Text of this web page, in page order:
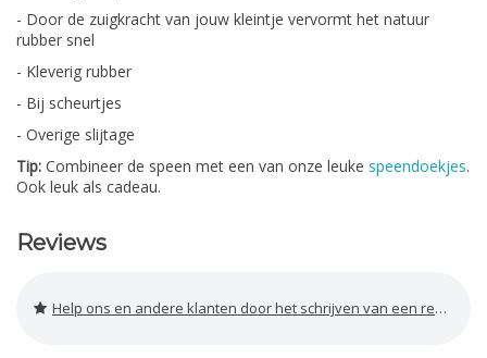
- Door de zuigkracht van jouw kleintje vervormt het natuur
rubber snel
- Kleverig rubber
- Bij scheurtjes
- Overige slijtage
Tip: Combineer de speen met een van onze leuke speendoekjes.
Ook leuk als cadeau.
Reviews
Help ons en andere klanten door het schrijven van een review